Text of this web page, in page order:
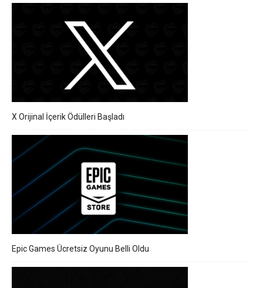
X Orijinal İçerik Ödülleri Başladı
Epic Games Ücretsiz Oyunu Belli Oldu